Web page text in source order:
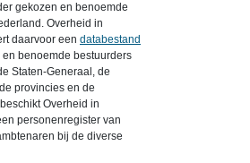
gekozen en benoemde
Overheid in
daarvoor een databestand
benoemde bestuurders
Staten-Generaal, de
provincies en de
Overheid in
personenregister van
bij de diverse